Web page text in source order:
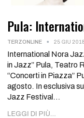
Pula:
TERZONLINE 25 GIU 2018
International Nora
in Jazz” Pula, Teatro
“Concerti in Piazza”
agosto. In esclusiva
Jazz Festival…
LEGGI DI PIÙ...